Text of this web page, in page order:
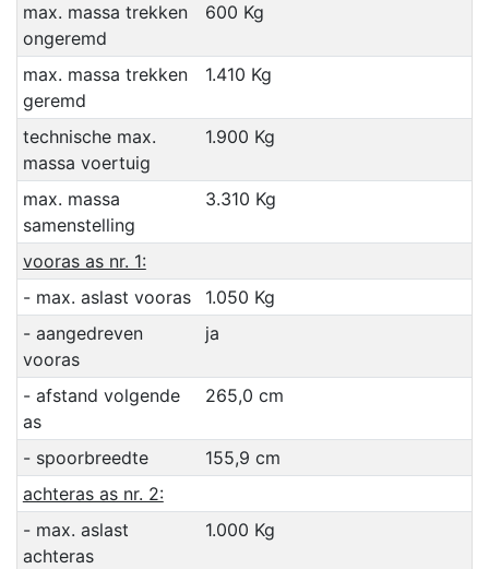
max. massa trekken
ongeremd
600 Kg
max. massa trekken
geremd
1.410 Kg
technische max.
massa voertuig
1.900 Kg
max. massa
samenstelling
3.310 Kg
vooras as nr. 1:
- max. aslast vooras
1.050 Kg
- aangedreven
vooras
ja
- afstand volgende
as
265,0 cm
- spoorbreedte
155,9 cm
achteras as nr. 2:
- max. aslast
achteras
1.000 Kg